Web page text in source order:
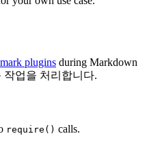
plugins during Markdown
작업을 처리합니다.
require() calls.